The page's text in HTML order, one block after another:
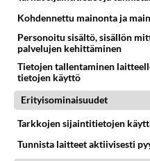
2 km on nykyään liian
04.08.2026 10:07
Lieksa
05.08.2026 07:23
Mikä sinua ja kaivattuasi
Yhdistää??????
Kohdennettu mainonta ja
Personoitu sisältö, sisällön
palvelujen kehittäminen
Tietojen tallentaminen
tietojen käyttö
Erityisominaisuudet
Tarkkojen sijaintitietojen
Tunnista laitteet aktiivisesti